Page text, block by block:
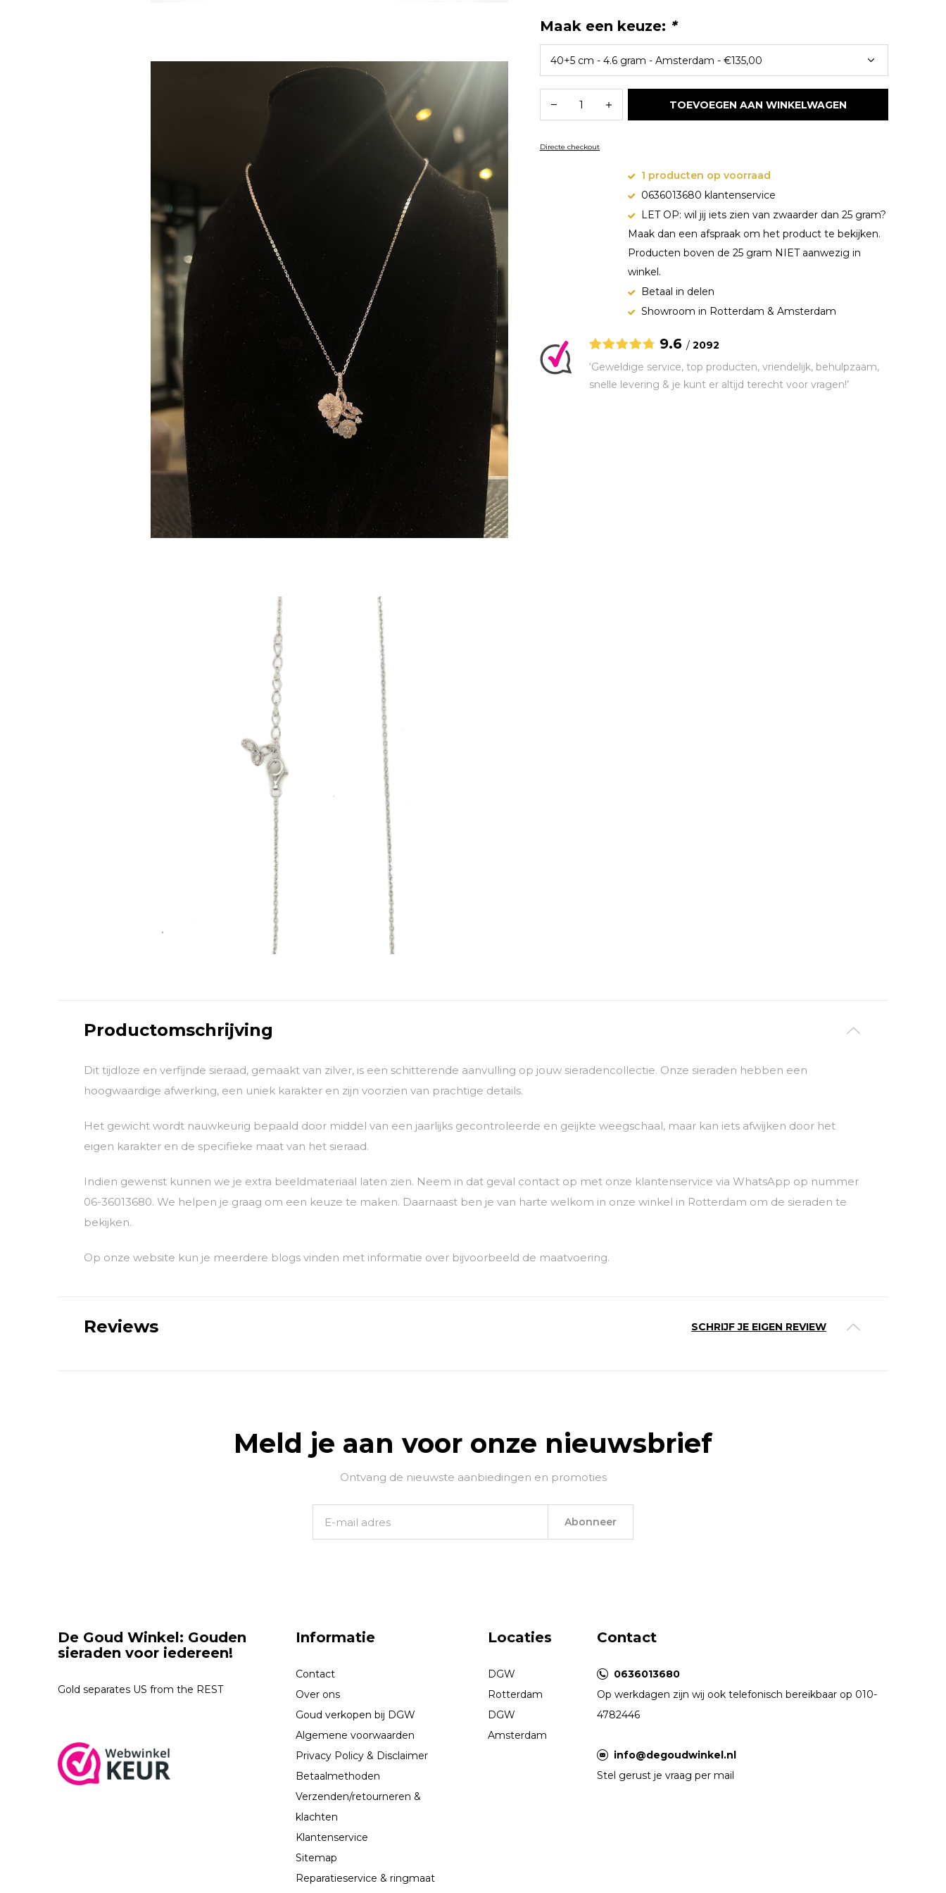
Maak een keuze: *
TOEVOEGEN AAN WINKELWAGEN
Directe checkout
1 producten op voorraad
0636013680 klantenservice
LET OP: wil jij iets zien van zwaarder dan 25 gram?
Maak dan een afspraak om het product te bekijken.
Producten boven de 25 gram NIET aanwezig in
winkel.
Betaal in delen
Showroom in Rotterdam & Amsterdam
9.6 / 2092
‘Geweldige service, top producten, vriendelijk, behulpzaam,
snelle levering & je kunt er altijd terecht voor vragen!’
Productomschrijving
Dit tijdloze en verfijnde sieraad, gemaakt van zilver, is een schitterende aanvulling op jouw sieradencollectie. Onze sieraden hebben een
hoogwaardige afwerking, een uniek karakter en zijn voorzien van prachtige details.
Het gewicht wordt nauwkeurig bepaald door middel van een jaarlijks gecontroleerde en geijkte weegschaal, maar kan iets afwijken door het
eigen karakter en de specifieke maat van het sieraad.
Indien gewenst kunnen we je extra beeldmateriaal laten zien. Neem in dat geval contact op met onze klantenservice via WhatsApp op nummer
06-36013680. We helpen je graag om een keuze te maken. Daarnaast ben je van harte welkom in onze winkel in Rotterdam om de sieraden te
bekijken.
Op onze website kun je meerdere blogs vinden met informatie over bijvoorbeeld de maatvoering.
Reviews SCHRIJF JE EIGEN REVIEW
Meld je aan voor onze nieuwsbrief
Ontvang de nieuwste aanbiedingen en promoties
Abonneer
De Goud Winkel: Gouden
sieraden voor iedereen!
Gold separates US from the REST
Informatie
Contact
Over ons
Goud verkopen bij DGW
Algemene voorwaarden
Privacy Policy & Disclaimer
Betaalmethoden
Verzenden/retourneren &
klachten
Klantenservice
Sitemap
Reparatieservice & ringmaat
Locaties
DGW
Rotterdam
DGW
Amsterdam
Contact
0636013680
Op werkdagen zijn wij ook telefonisch bereikbaar op 010-
4782446
info@degoudwinkel.nl
Stel gerust je vraag per mail